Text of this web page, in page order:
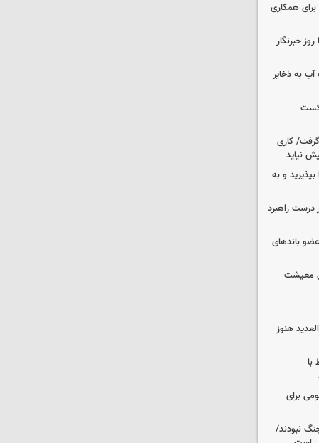
همکاری
خبرنگار
آب به ذخایر
گرفت/ کاری
نیاید
و به
درست راهبرد
اطلاعات: ۲۱ عامل موساد و ۴ عضو باندهای
معیشت
هنوز
با
برای
نبودند/